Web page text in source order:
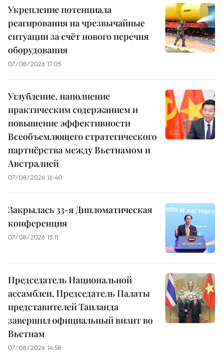
Укрепление потенциала
реагирования на чрезвычайные
ситуации за счёт нового перечня
оборудования
07/08/2026 17:05
Углубление, наполнение
практическим содержанием и
повышение эффективности
Всеобъемлющего стратегического
партнёрства между Вьетнамом и
Австралией
07/08/2026 16:40
Закрылась 33-я Дипломатическая
конференция
07/08/2026 15:11
Председатель Национальной
ассамблеи, Председатель Палаты
представителей Таиланда
завершил официальный визит во
Вьетнам
07/08/2026 14:58